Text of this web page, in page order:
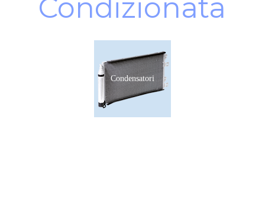
Condizionata
Condensatori